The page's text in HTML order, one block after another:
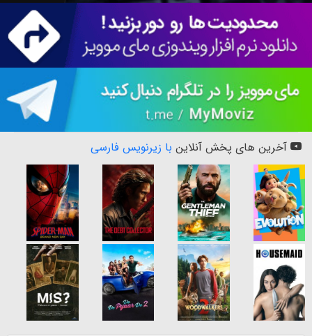
آخرین های پخش آنلاین با زیرنویس فارسی